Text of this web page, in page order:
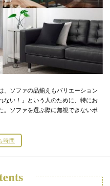
、ソファの品揃えもバリエーション
ない！」という人のために、特にお
。ソファを選ぶ際に無視できないポ
時間